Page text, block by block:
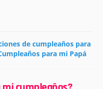
de cumpleaños para
para mi Papá